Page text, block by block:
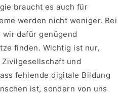
braucht es auch für
werden nicht weniger. Bei
dafür genügend
finden. Wichtig ist nur,
und
fehlende digitale Bildung
ist, sondern von uns